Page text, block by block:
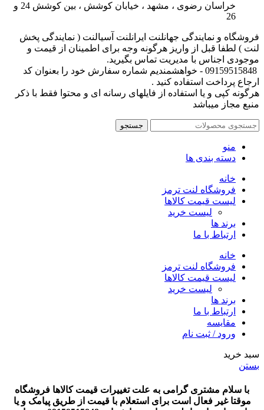
خراسان رضوی ، مشهد ، خیابان کوشش ، بین کوشش 24 و
26
فروشگاه و نمایندگی جهانلنت ایرانلنت آسیالنت ( نمایندگی پخش
لنت ) لطفا قبل از واریز هرگونه وجه برای اطمینان از قیمت و
موجودی اجناس با مدیریت تماس بگیرید.
09159515848 - خواهشمندیم شماره سفارش خود را بعنوان کد
ارجاع پرداخت استفاده کنید .
هرگونه کپی و یا استفاده از فایلهای رسانه ای و محتوا فقط با ذکر
منبع مجاز میباشد
جستجو
منو
دسته بندی ها
خانه
فروشگاه لنت ترمز
لیست قیمت کالاها
لیست خرید
برند ها
ارتباط با ما
خانه
فروشگاه لنت ترمز
لیست قیمت کالاها
لیست خرید
برند ها
ارتباط با ما
مقایسه
ورود / ثبت نام
سبد خرید
بستن
با سلام مشتری گرامی به علت تغییرات قیمت کالاها فروشگاه
موقتا غیر فعال است برای استعلام با قیمت از طریق پیامک و یا